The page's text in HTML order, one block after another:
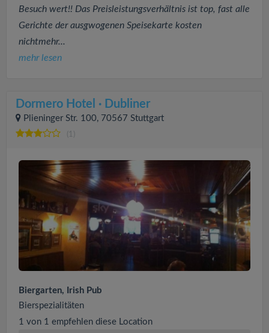
Besuch wert!! Das Preisleistungsverhältnis ist top, fast alle
Gerichte der ausgwogenen Speisekarte kosten
nichtmehr...
mehr lesen
Dormero Hotel · Dubliner
Plieninger Str. 100, 70567 Stuttgart
(1)
Biergarten, Irish Pub
Bierspezialitäten
1 von 1 empfehlen diese Location